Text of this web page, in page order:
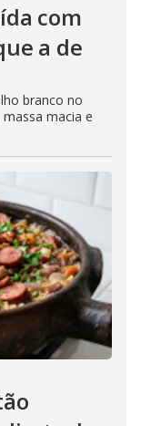
com
a de
branco no
macia e